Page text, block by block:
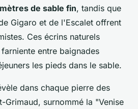
de sable fin, tandis que
Gigaro et de l'Escalet offrent
Ces écrins naturels
entre baignades
les pieds dans le sable.
dans chaque pierre des
surnommé la "Venise